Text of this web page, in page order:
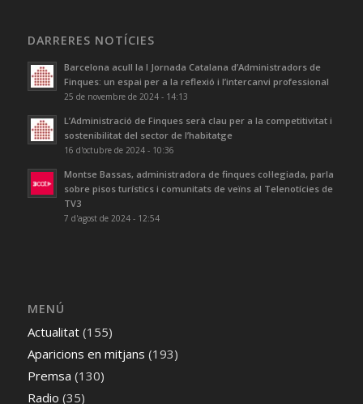
DARRERES NOTÍCIES
Barcelona acull la I Jornada Catalana d’Administradors de
Finques: un espai per a la reflexió i l’intercanvi professional
25 de novembre de 2024 - 14:13
L’Administració de Finques serà clau per a la competitivitat i
sostenibilitat del sector de l’habitatge
16 d'octubre de 2024 - 10:36
Montse Bassas, administradora de finques col·legiada, parla
sobre pisos turístics i comunitats de veïns al Telenotícies de
TV3
7 d'agost de 2024 - 12:54
MENÚ
Actualitat(155)
Aparicions en mitjans (193)
Premsa (130)
Radio (35)